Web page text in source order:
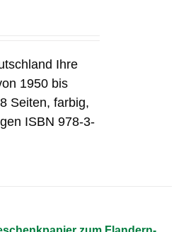
Ihre
1950 bis
Seiten, farbig,
ISBN 978-3-